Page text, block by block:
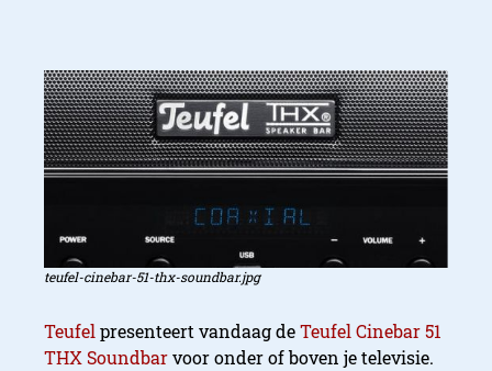
teufel-cinebar-51-thx-soundbar.jpg
Teufelpresenteert vandaag deTeufel Cinebar 51
THX Soundbarvoor onder of boven je televisie.